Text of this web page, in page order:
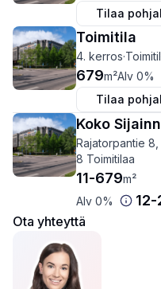
Tilaa
Toimitila
4. kerros·
679m²Alv 0%
Tilaa
Koko
Rajatorpantie
8 Toimitilaa
11-679m²
Alv 0%
12-
Ota yhteyttä